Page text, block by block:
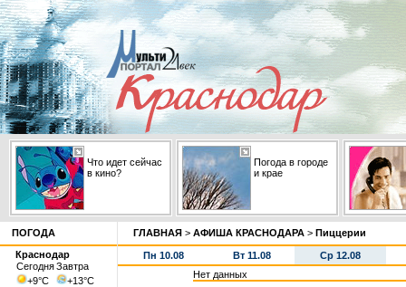
Что идет сейчас
в кино?
Погода в городе
и крае
ПОГОДА
Краснодар
СегодняЗавтра
+9°С +13°С
ГЛАВНАЯ > АФИША КРАСНОДАРА > Пиццерии
Пн 10.08 Вт 11.08
Ср 12.08
Нет данных